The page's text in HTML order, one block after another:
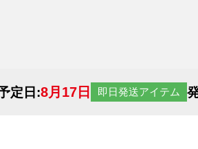
定日:8月17日 即日発送アイテム